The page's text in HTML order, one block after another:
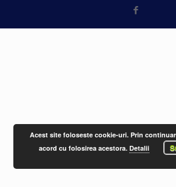
Acest site foloseste cookie-uri. Prin
acord cu folosirea acestora.Detalii